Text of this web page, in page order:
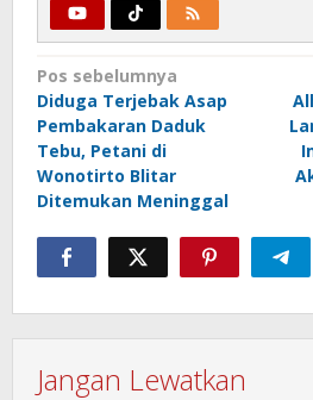
Navigasi
pos
Pos sebelumnya
Diduga Terjebak Asap
Pembakaran Daduk
Tebu, Petani di
Wonotirto Blitar
Ditemukan Meninggal
Jangan Lewatkan